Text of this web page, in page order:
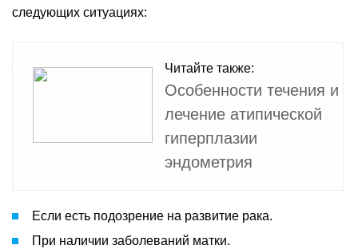
следующих ситуациях:
Читайте также:
Особенности течения и
лечение атипической
гиперплазии
эндометрия
Если есть подозрение на развитие рака.
При наличии заболеваний матки.